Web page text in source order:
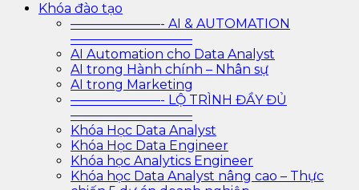
Khóa đào tạo
———————- AI & AUTOMATION
—————————–
AI Automation cho Data Analyst
AI trong Hành chính – Nhân sự
AI trong Marketing
———————- LỘ TRÌNH ĐẦY ĐỦ
—————————–
Khóa Học Data Analyst
Khóa Học Data Engineer
Khóa học Analytics Engineer
Khóa học Data Analyst nâng cao – Thực